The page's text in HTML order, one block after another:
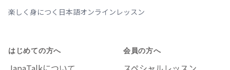
楽しく身につく日本語オンラインレッスン
はじめての方へ 会員の方へ